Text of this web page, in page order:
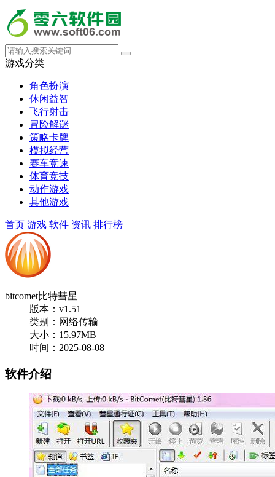
游戏分类
角色扮演
休闲益智
飞行射击
冒险解谜
策略卡牌
模拟经营
赛车竞速
体育竞技
动作游戏
其他游戏
首页 游戏 软件 资讯 排行榜
bitcomet比特彗星
版本：v1.51
类别：网络传输
大小：15.97MB
时间：2025-08-08
软件介绍